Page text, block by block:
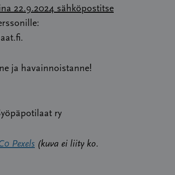
22.9.2024 sähköpostitse
ja havainnoistanne!
ry
Pexels (kuva ei liity ko.